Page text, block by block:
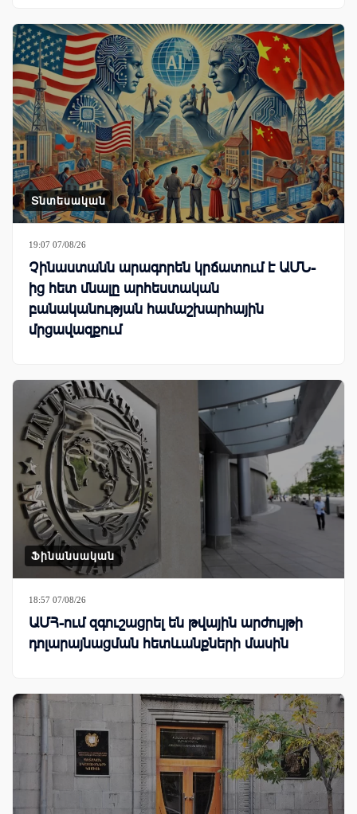
Տնտեսական
19:07 07/08/26
Չինաստանն արագորեն կրճատում է ԱՄՆ-
ից հետ մնալը արհեստական
բանականության համաշխարհային
մրցավազքում
Ֆինանսական
18:57 07/08/26
ԱՄՀ-ում զգուշացրել են թվային արժույթի
դոլարայնացման հետևանքների մասին